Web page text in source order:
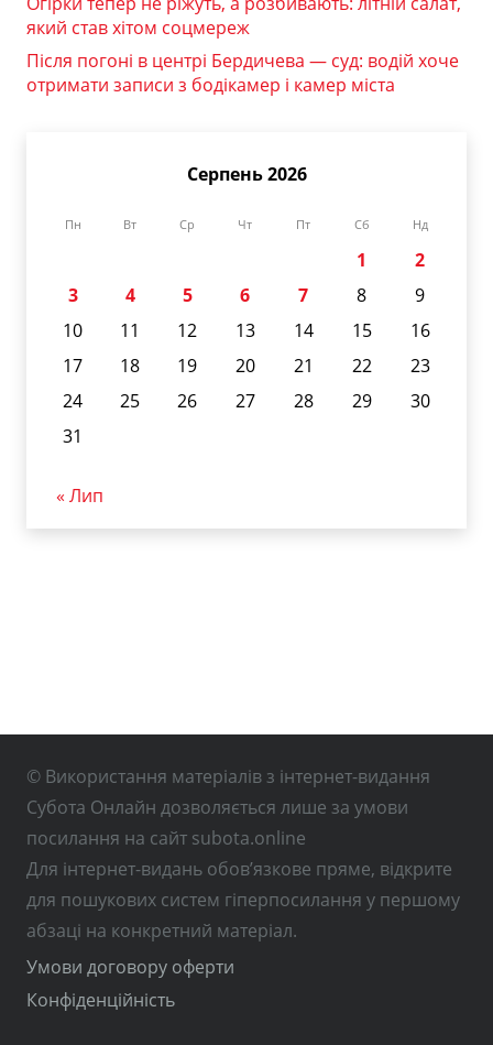
який став хітом соцмереж
Після погоні в центрі Бердичева — суд: водій хоче
отримати записи з бодікамер і камер міста
Серпень 2026
Пн Вт Ср Чт Пт Сб Нд
1
2
3
4 5 6 7 8
9
10
11 12 13 14 15
16
17
18 19 20 21 22
23
24
25 26 27 28 29
30
31
« Лип
© Використання матеріалів з інтернет-видання
Субота Онлайн дозволяється лише за умови
посилання на сайт subota.online
Для інтернет-видань обов’язкове пряме, відкрите
для пошукових систем гіперпосилання у першому
абзаці на конкретний матеріал.
Умови договору оферти
Конфіденційність